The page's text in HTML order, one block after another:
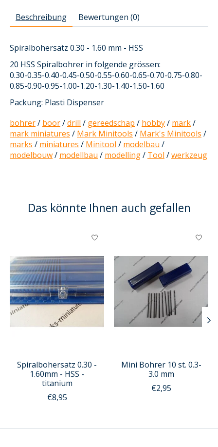
Beschreibung Bewertungen (0)
Spiralbohersatz 0.30 - 1.60 mm - HSS
20 HSS Spiralbohrer in folgende grössen:
0.30-0.35-0.40-0.45-0.50-0.55-0.60-0.65-0.70-0.75-0.80-
0.85-0.90-0.95-1.00-1.20-1.30-1.40-1.50-1.60
Packung: Plasti Dispenser
bohrer/ boor/drill / gereedschap / hobby/ mark/
mark miniatures / Mark Minitools / Mark's Minitools /
marks / miniatures / Minitool / modelbau /
modelbouw/ modellbau / modelling/ Tool /werkzeug
Das könnte Ihnen auch gefallen
Produkt-Karussell-Artikel
Spiralbohersatz 0.30 -
1.60mm - HSS -
titanium
€8,95
Mini Bohrer 10 st. 0.3-
3.0 mm
€2,95